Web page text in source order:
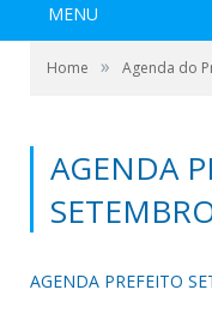
MENU
Home » Agenda do
AGENDA
AGENDA PREFEITO